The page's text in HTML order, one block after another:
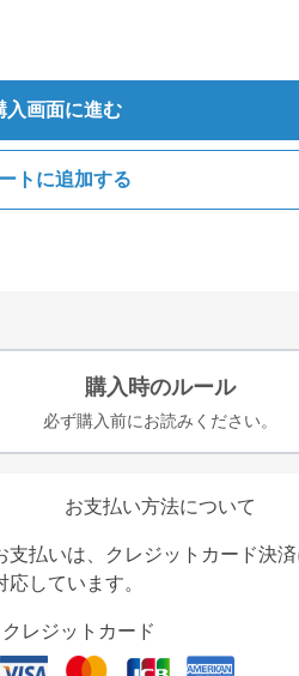
入画面に進む
トに追加する
購入時のルール
必ず購入前にお読みください。
お支払い方法について
支払いは、クレジットカード決済
応しています。
クレジットカード